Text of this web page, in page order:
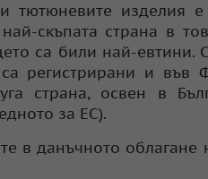
тютюневите изделия
скъпата страна в
са били най-евтини.
регистрирани и във
страна, освен в
за ЕС).
в данъчното облагане